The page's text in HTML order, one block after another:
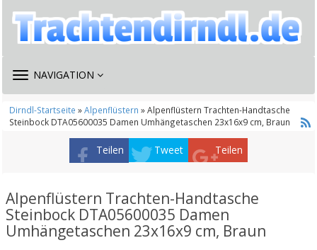
TOGGLE
NAVIGATION
Dirndl-Startseite »Alpenflüstern » Alpenflüstern Trachten-Handtasche
Steinbock DTA05600035 Damen Umhängetaschen 23x16x9 cm, Braun
Teilen Tweet Teilen
Alpenflüstern Trachten-Handtasche
Steinbock DTA05600035 Damen
Umhängetaschen 23x16x9 cm, Braun